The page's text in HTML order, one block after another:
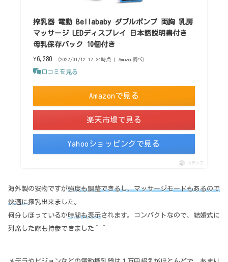
搾乳器 電動 Bellababy ダブルポンプ 両胸 乳房
マッサージ LEDディスプレイ 日本語説明書付き
母乳保存パック 10個付き
¥6,280 （2022/01/12 17:34時点 | Amazon調べ）
口コミを見る
Amazonで見る
楽天市場で見る
Yahooショッピングで見る
ポチップ
海外製の安物ですが強度も調整できるし、マッサージモードもあるので
快適に搾乳出来ました。
何分しぼっているか時間も表示されます。コンパクトなので、結婚式に
列席した際も持参できました＾＾